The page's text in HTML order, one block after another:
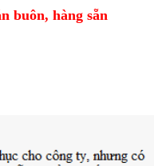
buôn, hàng sẵn